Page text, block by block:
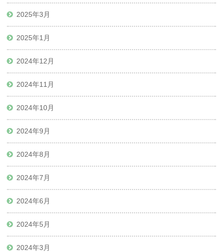
2025年3月
2025年1月
2024年12月
2024年11月
2024年10月
2024年9月
2024年8月
2024年7月
2024年6月
2024年5月
2024年3月